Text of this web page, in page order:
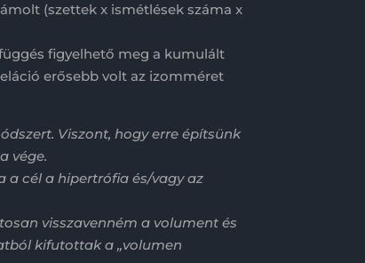
(szettek x ismétlések száma x
figyelhető meg a kumulált
erősebb volt az izomméret
Viszont, hogy erre építsünk
vége.
a cél a hipertrófia és/vagy az
visszavenném a volument és
kifutottak a „volumen